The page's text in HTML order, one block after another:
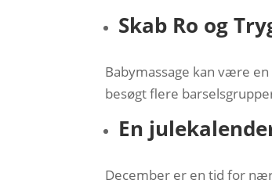
Skab Ro og
Babymassage kan være
besøgt flere
En
December er en tid for